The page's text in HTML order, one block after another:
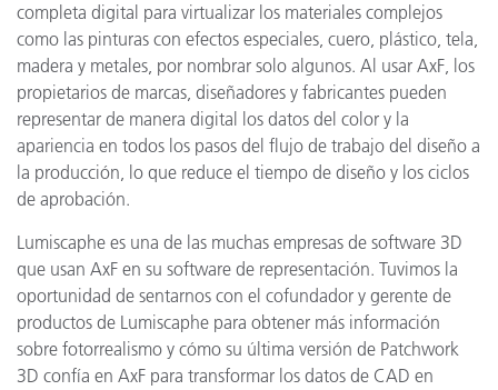
completa digital para virtualizar los materiales complejos
como las pinturas con efectos especiales, cuero, plástico, tela,
madera y metales, por nombrar solo algunos. Al usar AxF, los
propietarios de marcas, diseñadores y fabricantes pueden
representar de manera digital los datos del color y la
apariencia en todos los pasos del flujo de trabajo del diseño a
la producción, lo que reduce el tiempo de diseño y los ciclos
de aprobación.
Lumiscaphe es una de las muchas empresas de software 3D
que usan AxF en su software de representación. Tuvimos la
oportunidad de sentarnos con el cofundador y gerente de
productos de Lumiscaphe para obtener más información
sobre fotorrealismo y cómo su última versión de Patchwork
3D confía en AxF para transformar los datos de CAD en